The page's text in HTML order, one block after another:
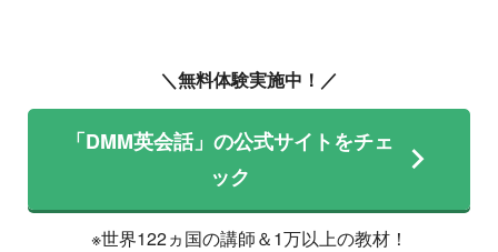
＼無料体験実施中！／
「DMM英会話」の公式サイトをチェ
ック
※世界122ヵ国の講師＆1万以上の教材！